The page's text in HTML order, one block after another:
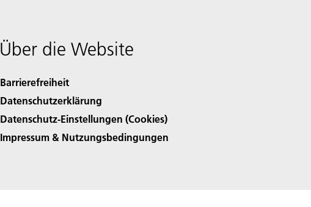
Über die Website
Barrierefreiheit
Datenschutzerklärung
Datenschutz-Einstellungen (Cookies)
Impressum & Nutzungsbedingungen